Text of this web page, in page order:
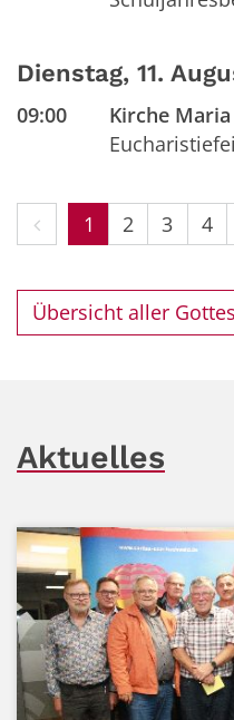
Dienstag, 11.
09:00
Kirche
Vorherige Seite
1 2 3 4
Übersicht aller
Aktuelles